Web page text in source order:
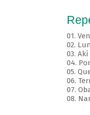
01.
02.
03.
04.
05.
06.
07.
08.